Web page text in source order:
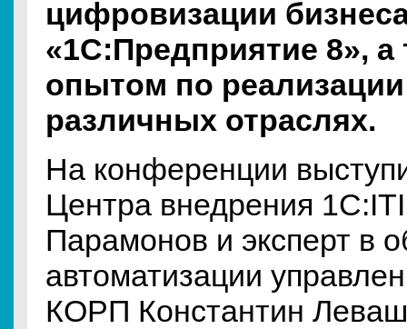
цифровизации
«1С:Предприятие 8», а
опытом по
различных отраслях.
На конференции
Центра внедрения
Парамонов и эксперт в
автоматизации
КОРП Константин